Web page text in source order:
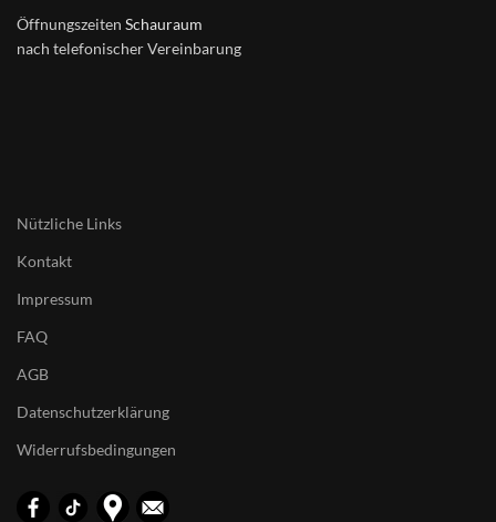
Öffnungszeiten Schauraum
nach telefonischer Vereinbarung
Nützliche Links
Kontakt
Impressum
FAQ
AGB
Datenschutzerklärung
Widerrufsbedingungen